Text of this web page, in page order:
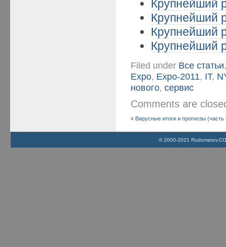
Крупнейший
Крупнейший
Крупнейший
Крупнейший
Filed under Все статьи
Expo, Expo-2011, IT,
нового,сервис
Comments are
« Вирусные итоги и прогнозы (часть
© 2000-2021